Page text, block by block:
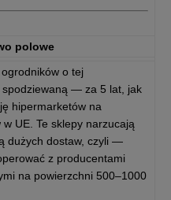
polowe
o tej
spodziewaną — za 5 lat, jak
hipermarketów na
UE. Te sklepy narzucają
dużych dostaw, czyli —
z producentami
na powierzchni 500–1000